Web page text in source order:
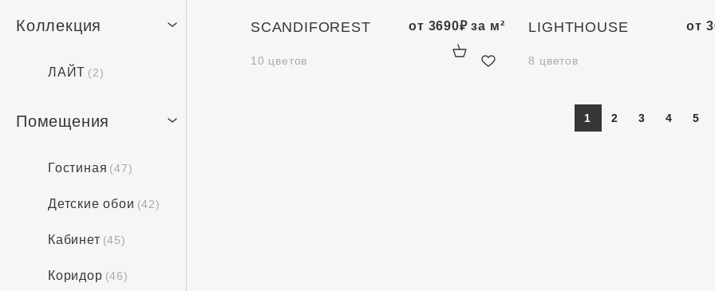
Коллекция
ЛАЙТ (2)
Помещения
Гостиная (47)
Детские обои (42)
Кабинет (45)
Коридор (46)
SCANDIFOREST
10 цветов
от 3690₽за м² LIGHTHOUSE
8 цветов
от
1 2 3 4 5